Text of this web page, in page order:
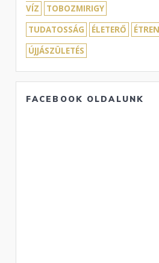
VÍZ
TOBOZMIRIGY
TUDATOSSÁG
ÉLETERŐ
ÚJJÁSZÜLETÉS
FACEBOOK OLDALUNK